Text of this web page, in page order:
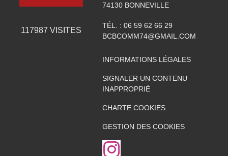
117987 VISITES
74130 BONNEVILLE
TÉL. : 06 59 62 66 29
BCBCOMM74@GMAIL.COM
INFORMATIONS LÉGALES
SIGNALER UN CONTENU
INAPPROPRIÉ
CHARTE COOKIES
GESTION DES COOKIES